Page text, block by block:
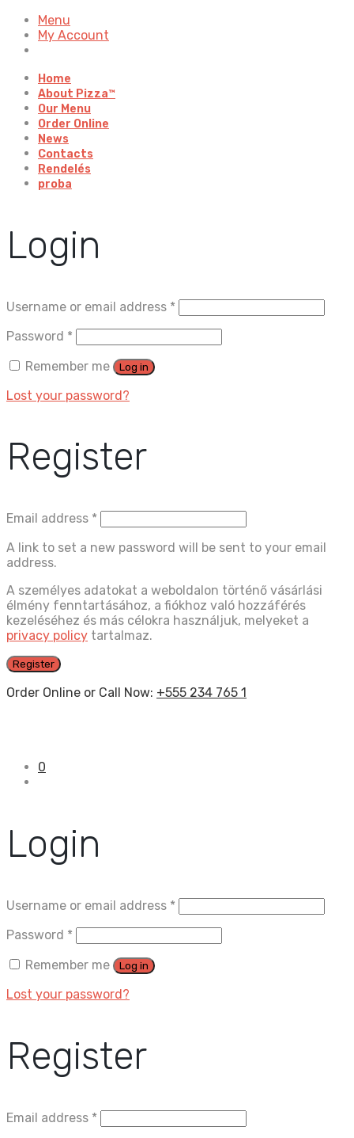
Menu
My Account
Home
About Pizza™
Our Menu
Order Online
News
Contacts
Rendelés
proba
Login
Username or email address *
Password *
Remember me
Log in
Lost your password?
Register
Email address *
A link to set a new password will be sent to your email
address.
A személyes adatokat a weboldalon történő vásárlási
élmény fenntartásához, a fiókhoz való hozzáférés
kezeléséhez és más célokra használjuk, melyeket a
privacy policy tartalmaz.
Register
Order Online or Call Now: +555 234 765 1
0
Login
Username or email address *
Password *
Remember me
Log in
Lost your password?
Register
Email address *